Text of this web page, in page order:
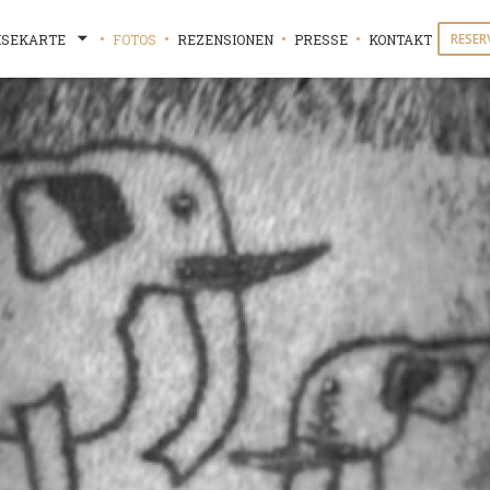
FOTOS REZENSIONEN PRESSE KONTAKT